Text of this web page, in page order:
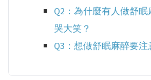
Q2：為什麼有人做舒
哭大笑？
Q3：想做舒眠麻醉要注